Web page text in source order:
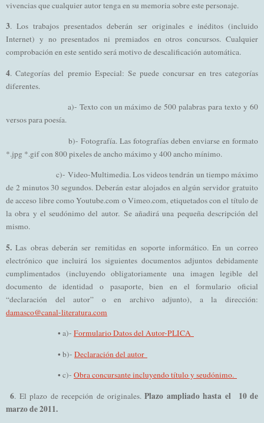
vivencias que cualquier autor tenga en su memoria sobre este personaje.
3. Los trabajos presentados deberán ser originales e inéditos (incluido
Internet) y no presentados ni premiados en otros concursos. Cualquier
comprobación en este sentido será motivo de descalificación automática.
4. Categorías del premio Especial: Se puede concursar en tres categorías
diferentes.
a)- Texto con un máximo de 500 palabras para texto y 60
versos para poesía.
b)- Fotografía. Las fotografías deben enviarse en formato
*.jpg *.gif con 800 pixeles de ancho máximo y 400 ancho mínimo.
c)- Video-Multimedia. Los videos tendrán un tiempo máximo
de 2 minutos 30 segundos. Deberán estar alojados en algún servidor gratuito
de acceso libre como Youtube.com o Vimeo.com, etiquetados con el título de
la obra y el seudónimo del autor. Se añadirá una pequeña descripción del
mismo.
5. Las obras deberán ser remitidas en soporte informático. En un correo
electrónico que incluirá los siguientes documentos adjuntos debidamente
cumplimentados (incluyendo obligatoriamente una imagen legible del
documento de identidad o pasaporte, bien en el formulario oficial
“declaración del autor” o en archivo adjunto), a la dirección:
damasco@canal-literatura.com
• a)- Formulario Datos del Autor-PLICA
• b)- Declaración del autor
• c)- Obra concursante incluyendo título y seudónimo.
6. El plazo de recepción de originales.Plazo ampliado hasta el 10 de
marzo de 2011.